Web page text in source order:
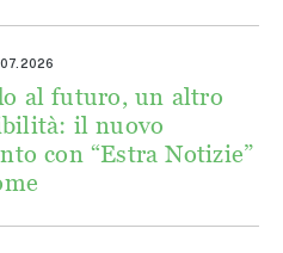
al futuro, un altro
il nuovo
con “Estra Notizie”